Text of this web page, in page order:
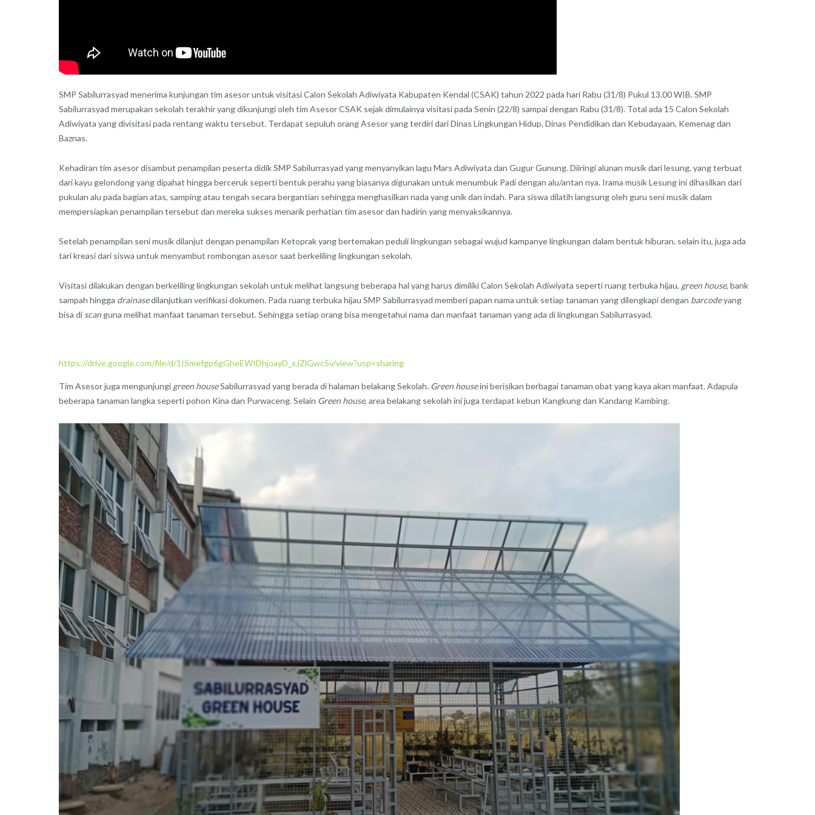
SMP Sabilurrasyad menerima kunjungan tim asesor untuk visitasi Calon Sekolah Adiwiyata Kabupaten Kendal (CSAK) tahun 2022 pada hari Rabu (31/8) Pukul 13.00 WIB. SMP
Sabilurrasyad merupakan sekolah terakhir yang dikunjungi oleh tim Asesor CSAK sejak dimulainya visitasi pada Senin (22/8) sampai dengan Rabu (31/8). Total ada 15 Calon Sekolah
Adiwiyata yang divisitasi pada rentang waktu tersebut. Terdapat sepuluh orang Asesor yang terdiri dari Dinas Lingkungan Hidup, Dinas Pendidikan dan Kebudayaan, Kemenag dan
Baznas.
Kehadiran tim asesor disambut penampilan peserta didik SMP Sabilurrasyad yang menyanyikan lagu Mars Adiwiyata dan Gugur Gunung. Diiringi alunan musik dari lesung, yang terbuat
dari kayu gelondong yang dipahat hingga berceruk seperti bentuk perahu yang biasanya digunakan untuk menumbuk Padi dengan alu/antan nya. Irama musik Lesung ini dihasilkan dari
pukulan alu pada bagian atas, samping atau tengah secara bergantian sehingga menghasilkan nada yang unik dan indah. Para siswa dilatih langsung oleh guru seni musik dalam
mempersiapkan penampilan tersebut dan mereka sukses menarik perhatian tim asesor dan hadirin yang menyaksikannya.
Setelah penampilan seni musik dilanjut dengan penampilan Ketoprak yang bertemakan peduli lingkungan sebagai wujud kampanye lingkungan dalam bentuk hiburan. selain itu, juga ada
tari kreasi dari siswa untuk menyambut rombongan asesor saat berkeliling lingkungan sekolah.
Visitasi dilakukan dengan berkeliling lingkungan sekolah untuk melihat langsung beberapa hal yang harus dimiliki Calon Sekolah Adiwiyata seperti ruang terbuka hijau, green house, bank
sampah hingga drainasedilanjutkan verifikasi dokumen. Pada ruang terbuka hijau SMP Sabilurrasyad memberi papan nama untuk setiap tanaman yang dilengkapi dengan barcodeyang
bisa di scanguna melihat manfaat tanaman tersebut. Sehingga setiap orang bisa mengetahui nama dan manfaat tanaman yang ada di lingkungan Sabilurrasyad.
https://drive.google.com/file/d/1ISmefgp6gGheEWIDhjoayD_xJZlGwcSv/view?usp=sharing
Tim Asesor juga mengunjungi green houseSabilurrasyad yang berada di halaman belakang Sekolah. Green houseini berisikan berbagai tanaman obat yang kaya akan manfaat. Adapula
beberapa tanaman langka seperti pohon Kina dan Purwaceng. Selain Green house, area belakang sekolah ini juga terdapat kebun Kangkung dan Kandang Kambing.